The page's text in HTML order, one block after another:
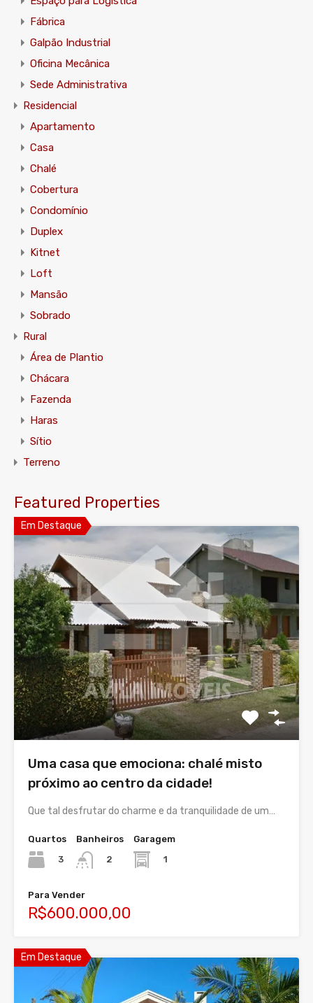
Fábrica
Galpão Industrial
Oficina Mecânica
Sede Administrativa
Residencial
Apartamento
Casa
Chalé
Cobertura
Condomínio
Duplex
Kitnet
Loft
Mansão
Sobrado
Rural
Área de Plantio
Chácara
Fazenda
Haras
Sítio
Terreno
Featured Properties
Em Destaque
Uma casa que emociona: chalé misto
próximo ao centro da cidade!
Que tal desfrutar do charme e da tranquilidade de um…
Quartos
3
Banheiros
2
Garagem
1
Para Vender
R$600.000,00
Em Destaque